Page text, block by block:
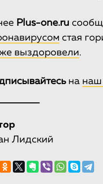
Plus-one.ru
стая
выздоровели.
на наш
Лидский